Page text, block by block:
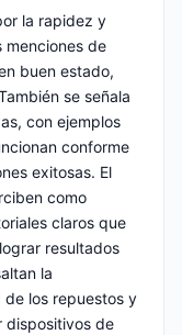
la rapidez y
menciones de
buen estado,
se señala
con ejemplos
conforme
exitosas. El
como
claros que
resultados
la
los repuestos y
dispositivos de